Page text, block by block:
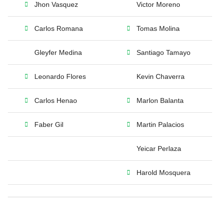
Jhon Vasquez Victor Moreno
Carlos Romana Tomas Molina
Gleyfer Medina Santiago Tamayo
Leonardo Flores Kevin Chaverra
Carlos Henao Marlon Balanta
Faber Gil Martin Palacios
Yeicar Perlaza
Harold Mosquera